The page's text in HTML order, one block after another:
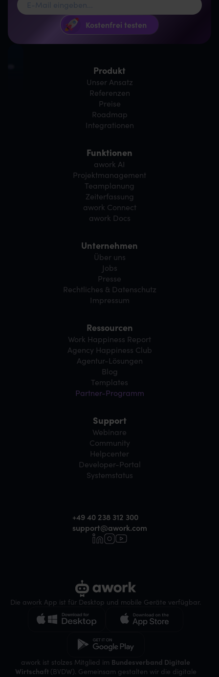
Die awork App ist für Desktop und mobile Geräte verfügbar.
awork ist stolzes Mitglied im Bundesverband Digitale
Wirtschaft (BVDW). Gemeinsam gestalten wir die digitale
Produkt
Unser Ansatz
Referenzen
Preise
Roadmap
Integrationen
Funktionen
awork AI
Projektmanagement
Teamplanung
Zeiterfassung
awork Connect
awork Docs
Unternehmen
Über uns
Jobs
Presse
Rechtliches & Datenschutz
Impressum
Ressourcen
Work Happiness Report
Agency Happiness Club
Agentur-Lösungen
Blog
Templates
Partner-Programm
Support
Webinare
Community
Helpcenter
Developer-Portal
Systemstatus
+49 40 238 312 300
support@awork.com